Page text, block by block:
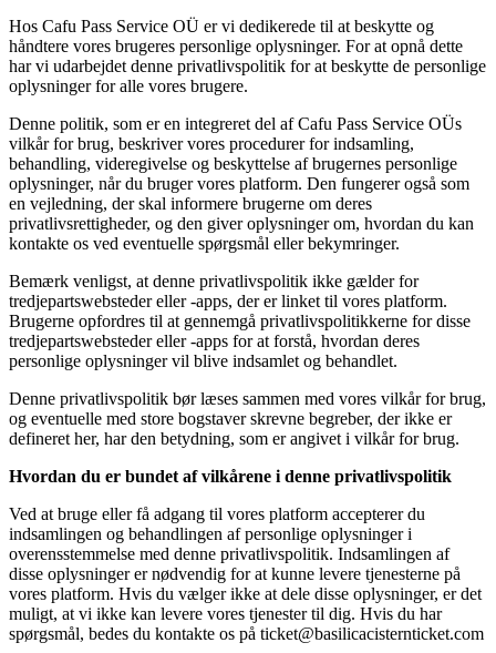
Hos Cafu Pass Service OÜ er vi dedikerede til at beskytte og
håndtere vores brugeres personlige oplysninger. For at opnå dette
har vi udarbejdet denne privatlivspolitik for at beskytte de personlige
oplysninger for alle vores brugere.
Denne politik, som er en integreret del af Cafu Pass Service OÜs
vilkår for brug, beskriver vores procedurer for indsamling,
behandling, videregivelse og beskyttelse af brugernes personlige
oplysninger, når du bruger vores platform. Den fungerer også som
en vejledning, der skal informere brugerne om deres
privatlivsrettigheder, og den giver oplysninger om, hvordan du kan
kontakte os ved eventuelle spørgsmål eller bekymringer.
Bemærk venligst, at denne privatlivspolitik ikke gælder for
tredjepartswebsteder eller -apps, der er linket til vores platform.
Brugerne opfordres til at gennemgå privatlivspolitikkerne for disse
tredjepartswebsteder eller -apps for at forstå, hvordan deres
personlige oplysninger vil blive indsamlet og behandlet.
Denne privatlivspolitik bør læses sammen med vores vilkår for brug,
og eventuelle med store bogstaver skrevne begreber, der ikke er
defineret her, har den betydning, som er angivet i vilkår for brug.
Hvordan du er bundet af vilkårene i denne privatlivspolitik
Ved at bruge eller få adgang til vores platform accepterer du
indsamlingen og behandlingen af personlige oplysninger i
overensstemmelse med denne privatlivspolitik. Indsamlingen af
disse oplysninger er nødvendig for at kunne levere tjenesterne på
vores platform. Hvis du vælger ikke at dele disse oplysninger, er det
muligt, at vi ikke kan levere vores tjenester til dig. Hvis du har
spørgsmål, bedes du kontakte os på ticket@basilicacisternticket.com